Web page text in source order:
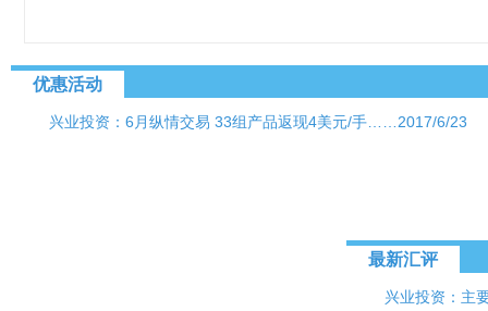
优惠活动
兴业投资：6月纵情交易 33组产品返现4美元/手…… 2017/6/23
最新汇评
兴业投资：主